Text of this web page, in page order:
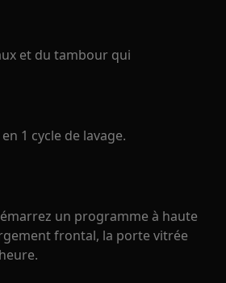
et du tambour qui
1 cycle de lavage.
un programme à haute
frontal, la porte vitrée